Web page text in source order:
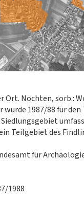
Ort. Nochten, sorb.:
1987/88 für
Siedlungsgebiet
Teilgebiet des
für
1988